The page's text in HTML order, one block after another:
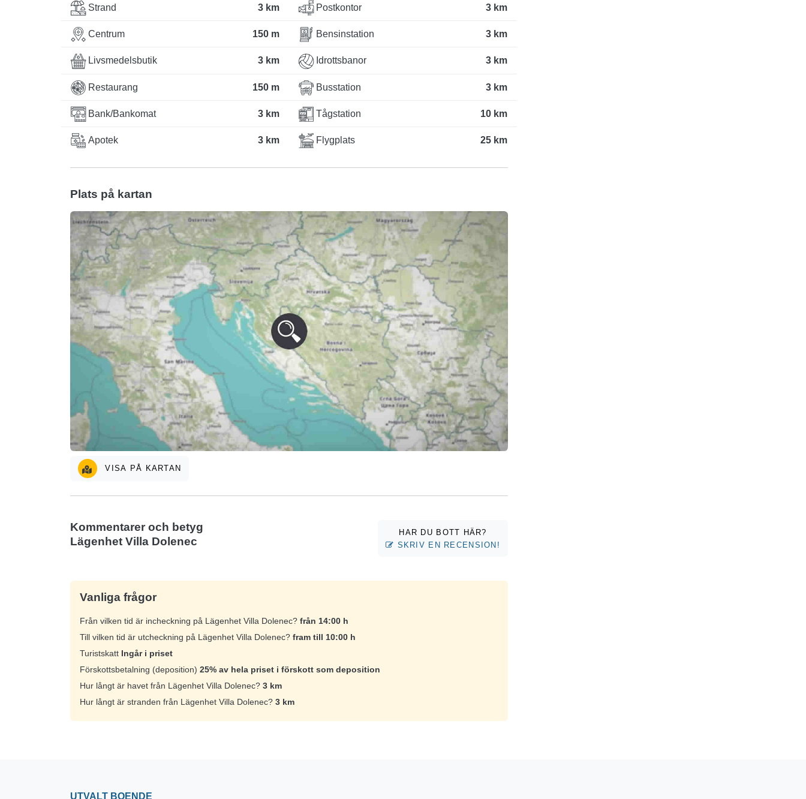
Strand 3 km
Centrum 150 m
Livsmedelsbutik 3 km
Restaurang 150 m
Bank/Bankomat 3 km
Apotek 3 km
Postkontor 3 km
Bensinstation 3 km
Idrottsbanor 3 km
Busstation 3 km
Tågstation 10 km
Flygplats 25 km
Plats på kartan
VISA PÅ KARTAN
Kommentarer och betyg
Lägenhet Villa Dolenec
HAR DU BOTT HÄR?
SKRIV EN RECENSION!
Vanliga frågor
Från vilken tid är incheckning på Lägenhet Villa Dolenec? från 14:00 h
Till vilken tid är utcheckning på Lägenhet Villa Dolenec? fram till 10:00 h
Turistskatt Ingår i priset
Förskottsbetalning (deposition) 25% av hela priset i förskott som deposition
Hur långt är havet från Lägenhet Villa Dolenec? 3 km
Hur långt är stranden från Lägenhet Villa Dolenec? 3 km
UTVALT BOENDE